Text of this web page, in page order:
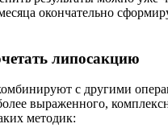
окончательно
липосакцию
с другими
выраженного,
методик: